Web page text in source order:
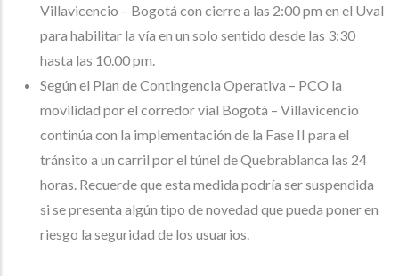
Villavicencio – Bogotá con cierre a las 2:00 pm en el Uval
para habilitar la vía en un solo sentido desde las 3:30
hasta las 10.00 pm.
Según el Plan de Contingencia Operativa – PCO la
movilidad por el corredor vial Bogotá – Villavicencio
continúa con la implementación de la Fase II para el
tránsito a un carril por el túnel de Quebrablanca las 24
horas. Recuerde que esta medida podría ser suspendida
si se presenta algún tipo de novedad que pueda poner en
riesgo la seguridad de los usuarios.